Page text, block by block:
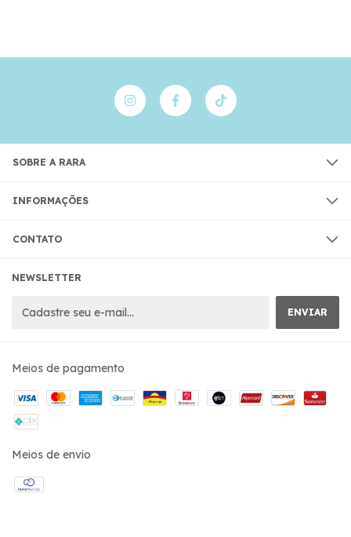
SOBRE A RARA
INFORMAÇÕES
CONTATO
NEWSLETTER
Meios de pagamento
Meios de envio